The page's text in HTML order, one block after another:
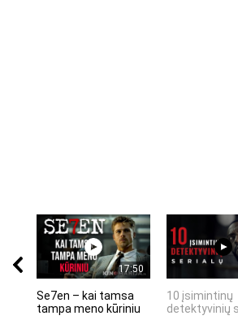
17:50
Se7en – kai tamsa
tampa meno kūriniu
10 įsimintinų
detektyvinių